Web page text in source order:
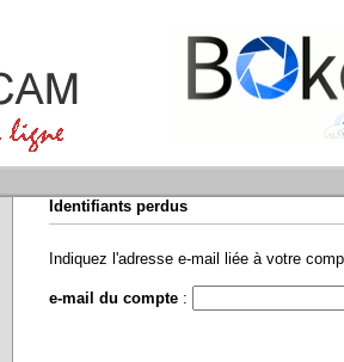
Identifiants perdus
Indiquez l'adresse e-mail liée à votre
e-mail du compte :